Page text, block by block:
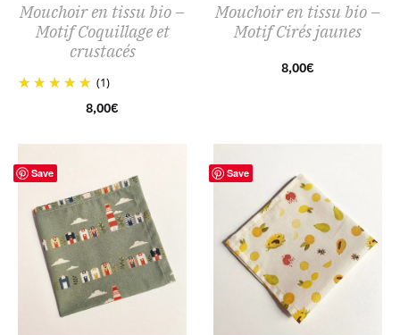
Mouchoir en tissu bio –
Motif Coquillage et
crustacés
(1)
8,00€
Mouchoir en tissu bio –
Motif Cirés jaunes
8,00€
Save Save